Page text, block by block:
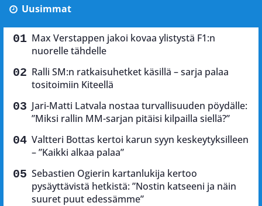
Uusimmat
Max Verstappen jakoi kovaa ylistystä F1:n
nuorelle tähdelle
Ralli SM:n ratkaisuhetket käsillä – sarja palaa
tositoimiin Kiteellä
Jari-Matti Latvala nostaa turvallisuuden pöydälle:
”Miksi rallin MM-sarjan pitäisi kilpailla siellä?”
Valtteri Bottas kertoi karun syyn keskeytyksilleen
– ”Kaikki alkaa palaa”
Sebastien Ogierin kartanlukija kertoo
pysäyttävistä hetkistä: ”Nostin katseeni ja näin
suuret puut edessämme”